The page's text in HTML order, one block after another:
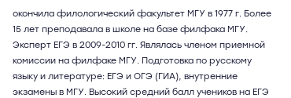
окончила филологический факультет МГУ в 1977 г. Более
15 лет преподавала в школе на базе филфака МГУ.
Эксперт ЕГЭ в 2009-2010 гг. Являлась членом приемной
комиссии на филфаке МГУ. Подготовка по русскому
языку и литературе: ЕГЭ и ОГЭ (ГИА), внутренние
экзамены в МГУ. Высокий средний балл учеников на ЕГЭ